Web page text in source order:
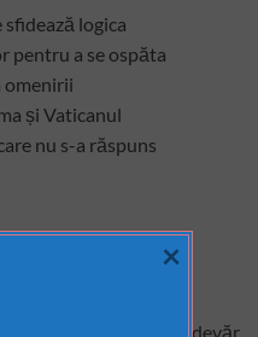
logica
pentru a se ospăta
omenirii
și Vaticanul
nu s-a răspuns
– cel mai mare mister
istorie, legendă și adevăr
×